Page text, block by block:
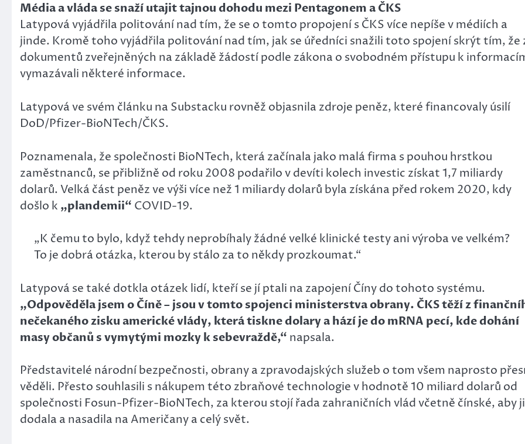
Média a vláda se snaží utajit tajnou dohodu mezi Pentagonem a ČKS
Latypová vyjádřila politování nad tím, že se o tomto propojení s ČKS více nepíše v médiích a
jinde. Kromě toho vyjádřila politování nad tím, jak se úředníci snažili toto spojení skrýt tím, že
dokumentů zveřejněných na základě žádostí podle zákona o svobodném přístupu k
vymazávali některé informace.
Latypová ve svém článku na Substacku rovněž objasnila zdroje peněz, které financovaly úsilí
DoD/Pfizer-BioNTech/ČKS.
Poznamenala, že společnosti BioNTech, která začínala jako malá firma s pouhou hrstkou
zaměstnanců, se přibližně od roku 2008 podařilo v devíti kolech investic získat 1,7 miliardy
dolarů. Velká část peněz ve výši více než 1 miliardy dolarů byla získána před rokem 2020, kdy
došlo k „plandemii“ COVID-19.
„K čemu to bylo, když tehdy neprobíhaly žádné velké klinické testy ani výroba ve velkém?
To je dobrá otázka, kterou by stálo za to někdy prozkoumat.“
Latypová se také dotkla otázek lidí, kteří se jí ptali na zapojení Číny do tohoto systému.
„Odpověděla jsem o Číně – jsou v tomto spojenci ministerstva obrany. ČKS těží z
nečekaného zisku americké vlády, která tiskne dolary a hází je do mRNA pecí, kde dohání
masy občanů s vymytými mozky k sebevraždě,“ napsala.
Představitelé národní bezpečnosti, obrany a zpravodajských služeb o tom všem naprosto
věděli. Přesto souhlasili s nákupem této zbraňové technologie v hodnotě 10 miliard dolarů od
společnosti Fosun-Pfizer-BioNTech, za kterou stojí řada zahraničních vlád včetně čínské, aby ji
dodala a nasadila na Američany a celý svět.